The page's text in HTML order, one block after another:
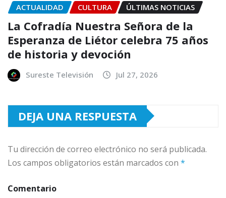
ACTUALIDAD CULTURA ÚLTIMAS NOTICIAS
La Cofradía Nuestra Señora de la
Esperanza de Liétor celebra 75 años
de historia y devoción
Sureste Televisión Jul 27, 2026
DEJA UNA RESPUESTA
Tu dirección de correo electrónico no será publicada.
Los campos obligatorios están marcados con *
Comentario